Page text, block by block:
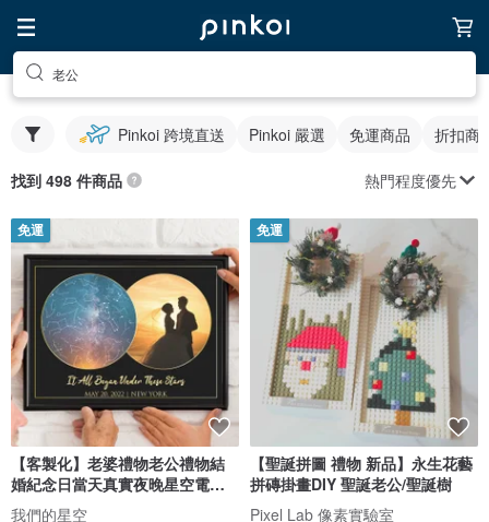
老公
Pinkoi 跨境直送 Pinkoi 嚴選 免運商品 折扣商
找到 498 件商品 熱門程度優先
免運
【客製化】老婆禮物老公禮物結
婚紀念日當天真實夜晚星空電子
圖檔
我們的星空
免運
【聖誕拼圖 禮物 新品】永生花藝
拼磚掛畫DIY 聖誕老公/聖誕樹
Pixel Lab 像素實驗室